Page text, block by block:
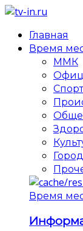
Главная
Время
ММК
Спорт
Город
Время